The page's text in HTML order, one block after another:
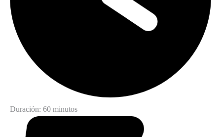
Duración: 60 minutos